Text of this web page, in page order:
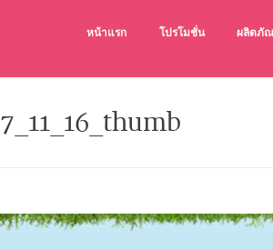
หน้าแรก โปรโมชั่น ผลิตภั